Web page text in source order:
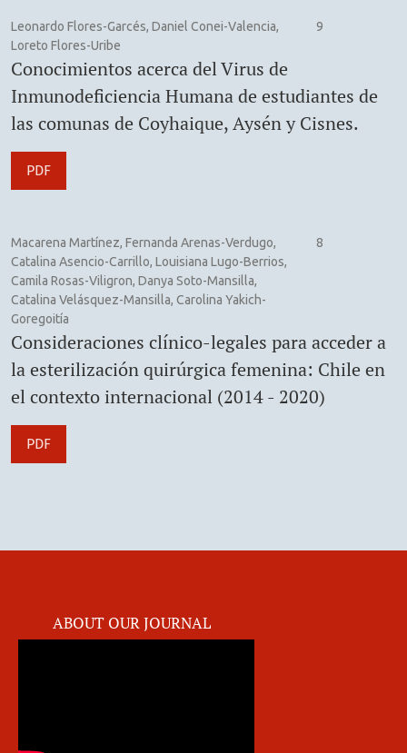
Leonardo Flores-Garcés, Daniel Conei-Valencia,
Loreto Flores-Uribe
9
Conocimientos acerca del Virus de
Inmunodeficiencia Humana de estudiantes de
las comunas de Coyhaique, Aysén y Cisnes.
PDF
Macarena Martínez, Fernanda Arenas-Verdugo,
Catalina Asencio-Carrillo, Louisiana Lugo-Berrios,
Camila Rosas-Viligron, Danya Soto-Mansilla,
Catalina Velásquez-Mansilla, Carolina Yakich-
Goregoitía
8
Consideraciones clínico-legales para acceder a
la esterilización quirúrgica femenina: Chile en
el contexto internacional (2014 - 2020)
PDF
ABOUT OUR JOURNAL